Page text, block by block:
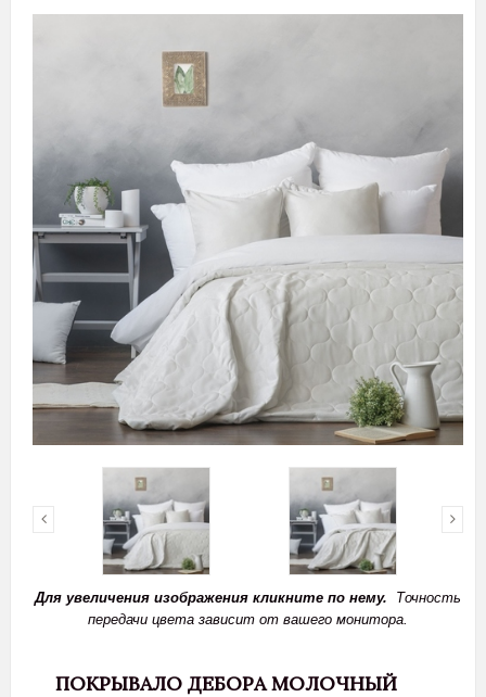
Для увеличения изображения кликните по нему. Точность
передачи цвета зависит от вашего монитора.
ПОКРЫВАЛО ДЕБОРА МОЛОЧНЫЙ